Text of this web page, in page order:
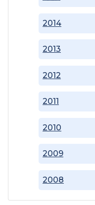
2008
2009
2010
2011
2012
2013
2014